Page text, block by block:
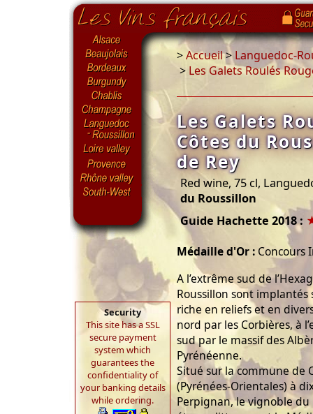
Security
This site has a SSL
secure payment
system which
guarantees the
confidentiality of
your banking details
while ordering.
>Accueil>Languedoc-
> Les Galets Roulés
Les Galets
Côtes du
de Rey
Red wine, 75 cl,
du Roussillon
Guide Hachette 2018 :
Médaille d'Or : Concours
A l’extrême sud de
Roussillon sont
riche en reliefs et en
nord par les Corbières, à
sud par le massif des
Pyrénéenne.
Situé sur la commune de
(Pyrénées-Orientales) à
Perpignan, le vignoble du